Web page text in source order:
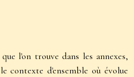
l'on trouve dans les annexes,
contexte d'ensemble où évolue